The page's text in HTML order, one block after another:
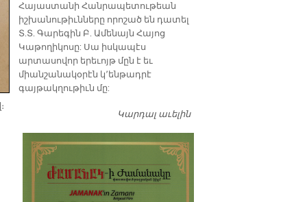
​Հայաստանի Հանրապետութեան
իշխանութիւնները որոշած են դատել
Տ.Տ. Գարեգին Բ. Ամենայն Հայոց
Կաթողիկոսը: Սա իսկապէս
արտասովոր երեւոյթ մըն է եւ
միանշանակօրէն կ՚ենթադրէ
գայթակղութիւն մը:
Կարդալ աւելինԴատել…